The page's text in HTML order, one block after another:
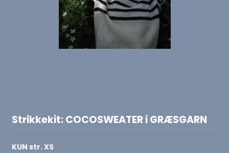
Strikkekit: COCOSWEATER i GRÆSGARN
KUN str. XS